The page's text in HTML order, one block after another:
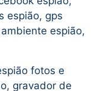
espião, gps
espião,
fotos e
gravador de